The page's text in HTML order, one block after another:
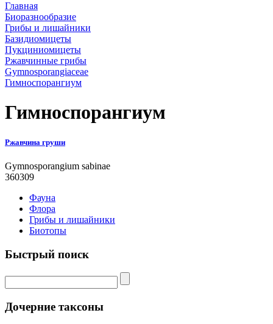
Главная
Биоразнообразие
Грибы и лишайники
Базидиомицеты
Пукциниомицеты
Ржавчинные грибы
Gymnosporangiaceae
Гимноспорангиум
Гимноспорангиум
Ржавчина груши
Gymnosporangium sabinae
360309
Фауна
Флора
Грибы и лишайники
Биотопы
Быстрый поиск
Дочерние таксоны